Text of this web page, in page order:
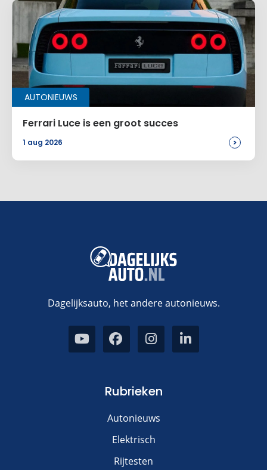
AUTONIEUWS
Ferrari Luce is een groot succes
1 aug 2026 >
Dagelijksauto, het andere autonieuws.
Rubrieken
Autonieuws
Elektrisch
Rijtesten